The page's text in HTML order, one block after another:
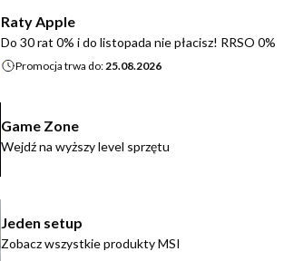
Raty Apple
Do 30 rat 0% i do listopada nie płacisz! RRSO 0%
Promocja trwa do: 25.08.2026
Game Zone
Wejdź na wyższy level sprzętu
Jeden setup
Zobacz wszystkie produkty MSI